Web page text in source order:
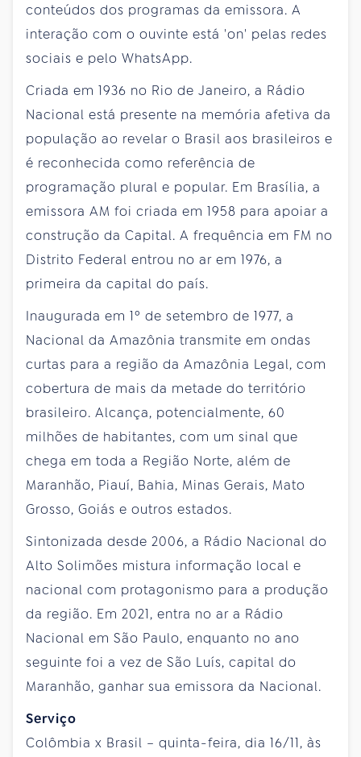
conteúdos dos programas da emissora. A
interação com o ouvinte está 'on' pelas redes
sociais e pelo WhatsApp.
Criada em 1936 no Rio de Janeiro, a Rádio
Nacional está presente na memória afetiva da
população ao revelar o Brasil aos brasileiros e
é reconhecida como referência de
programação plural e popular. Em Brasília, a
emissora AM foi criada em 1958 para apoiar a
construção da Capital. A frequência em FM no
Distrito Federal entrou no ar em 1976, a
primeira da capital do país.
Inaugurada em 1º de setembro de 1977, a
Nacional da Amazônia transmite em ondas
curtas para a região da Amazônia Legal, com
cobertura de mais da metade do território
brasileiro. Alcança, potencialmente, 60
milhões de habitantes, com um sinal que
chega em toda a Região Norte, além de
Maranhão, Piauí, Bahia, Minas Gerais, Mato
Grosso, Goiás e outros estados.
Sintonizada desde 2006, a Rádio Nacional do
Alto Solimões mistura informação local e
nacional com protagonismo para a produção
da região. Em 2021, entra no ar a Rádio
Nacional em São Paulo, enquanto no ano
seguinte foi a vez de São Luís, capital do
Maranhão, ganhar sua emissora da Nacional.
Serviço
Colômbia x Brasil – quinta-feira, dia 16/11, às